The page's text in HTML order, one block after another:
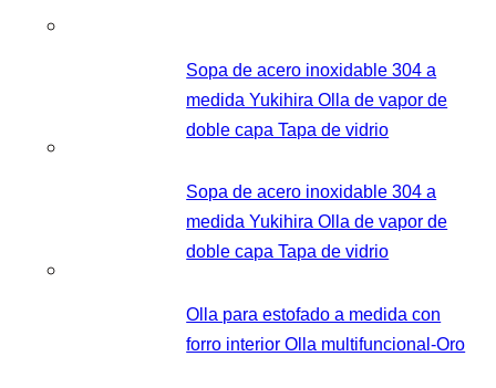
Sopa de acero inoxidable 304 a
medida Yukihira Olla de vapor de
doble capa Tapa de vidrio
Sopa de acero inoxidable 304 a
medida Yukihira Olla de vapor de
doble capa Tapa de vidrio
Olla para estofado a medida con
forro interior Olla multifuncional-Oro